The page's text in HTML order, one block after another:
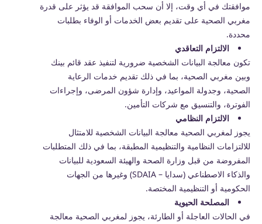
موافقتك في أي وقت، إلا أن سحب الموافقة قد يؤثر على قدرة
مغربي الصحية على تقديم بعض الخدمات أو الوفاء بطلبات
محددة.
الالتزام التعاقدي
تكون معالجة البيانات الشخصية ضرورية لتنفيذ عقد قائم بينك
وبين مغربي الصحية، بما في ذلك تقديم خدمات الرعاية
الصحية، وجدولة المواعيد، وإدارة شؤون المرضى، وإجراءات
الفوترة، والتنسيق مع شركات التأمين.
الالتزام النظامي
يجوز لمغربي الصحية معالجة البيانات الشخصية للامتثال
للالتزامات النظامية والتنظيمية المطبقة، بما في ذلك المتطلبات
المفروضة من قبل وزارة الصحة والهيئة السعودية للبيانات
والذكاء الاصطناعي (سدايا – SDAIA) وغيرها من الجهات
الحكومية أو التنظيمية المختصة.
المصلحة الحيوية
في الحالات العاجلة أو الطارئة، يجوز لمغربي الصحية معالجة